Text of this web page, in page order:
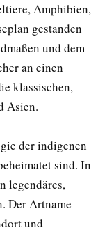
Amphibien,
gestanden
und dem
an einen
klassischen,
Asien.
der indigenen
sind. In
legendäres,
Der Artname
und